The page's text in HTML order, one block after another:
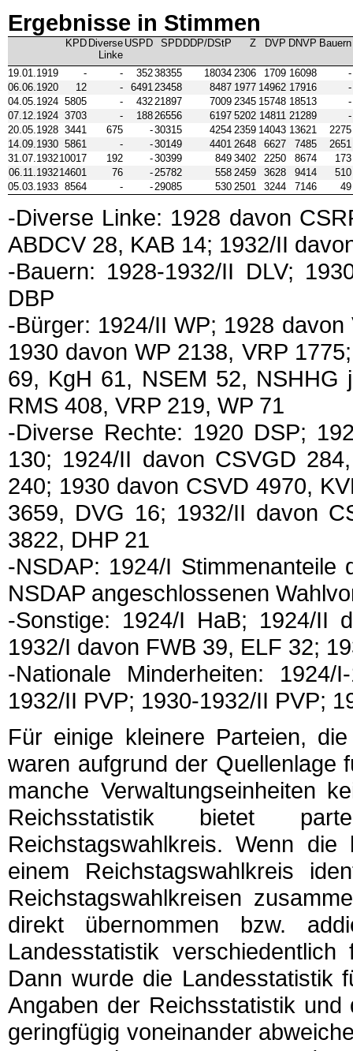
Ergebnisse in Stimmen
KPD Diverse
Linke
USPD SPD DDP/DStP Z DVP DNVP Bauern
19.01.1919 - - 35238355 18034 2306 1709 16098
-
06.06.1920
12 - 649123458 8487 1977 14962 17916
-
04.05.1924 5805 - 43221897 7009 2345 15748 18513
-
07.12.1924 3703 - 18826556 6197 5202 14811 21289
-
20.05.1928 3441 675 -30315 4254 2359 14043 13621
2275
14.09.1930 5861 - -30149 4401 2648 6627 7485
2651
31.07.193210017 192 -30399 849 3402 2250 8674
173
06.11.193214601 76 -25782 558 2459 3628 9414
510
05.03.1933 8564 - -29085 530 2501 3244 7146 49
-Diverse Linke: 1928 davon
ABDCV 28, KAB 14; 1932/II
-Bauern: 1928-1932/II DLV;
DBP
-Bürger: 1924/II WP; 1928
1930 davon WP 2138, VRP
69, KgH 61, NSEM 52,
RMS 408, VRP 219, WP 71
-Diverse Rechte: 1920 DSP;
130; 1924/II davon CSVGD
240; 1930 davon CSVD 4970,
3659, DVG 16; 1932/II davon
3822, DHP 21
-NSDAP: 1924/I
NSDAP angeschlossenen
-Sonstige: 1924/I HaB; 1924/II
1932/I davon FWB 39, ELF 32;
-Nationale Minderheiten:
1932/II PVP; 1930-1932/II PVP;
Für einige kleinere Parteien,
waren aufgrund der Quellenlage
manche Verwaltungseinheiten
Reichsstatistik bietet
Reichstagswahlkreis. Wenn
einem Reichstagswahlkreis
Reichstagswahlkreisen
direkt übernommen bzw.
Landesstatistik
Dann wurde die Landesstatistik
Angaben der Reichsstatistik
geringfügig voneinander